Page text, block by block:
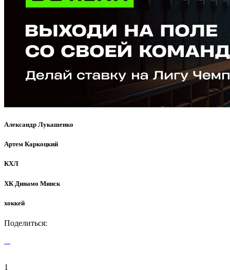
Александр Лукашенко
Артем Каркоцкий
КХЛ
ХК Динамо Минск
хоккей
Поделиться:
1